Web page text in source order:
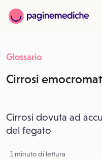
Glossario
Cirrosi
Cirrosi dovuta ad
del fegato
1 minuto di lettura